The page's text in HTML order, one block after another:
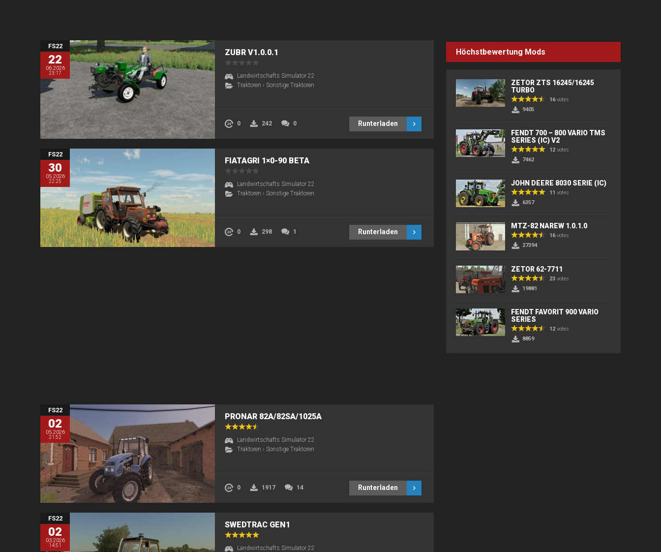
FS22
22
06.2026
23:17
ZUBR V1.0.0.1
Landwirtschafts Simulator 22
Traktoren › Sonstige Traktoren
0 242 0 Runterladen
FS22
30
05.2026
22:25
FIATAGRI 1×0-90 BETA
Landwirtschafts Simulator 22
Traktoren › Sonstige Traktoren
0 298 1 Runterladen
FS22
02
05.2026
21:52
PRONAR 82A/82SA/1025A
Landwirtschafts Simulator 22
Traktoren › Sonstige Traktoren
0 1917 14 Runterladen
FS22
02
03.2026
14:51
SWEDTRAC GEN1
Landwirtschafts Simulator 22
Höchstbewertung Mods
ZETOR ZTS 16245/16245
TURBO
16votes
9405
FENDT 700 – 800 VARIO TMS
SERIES (IC) V2
12 votes
7462
JOHN DEERE 8030 SERIE (IC)
11 votes
6357
MTZ-82 NAREW 1.0.1.0
16votes
27394
ZETOR 62-7711
23 votes
19881
FENDT FAVORIT 900 VARIO
SERIES
12 votes
8859